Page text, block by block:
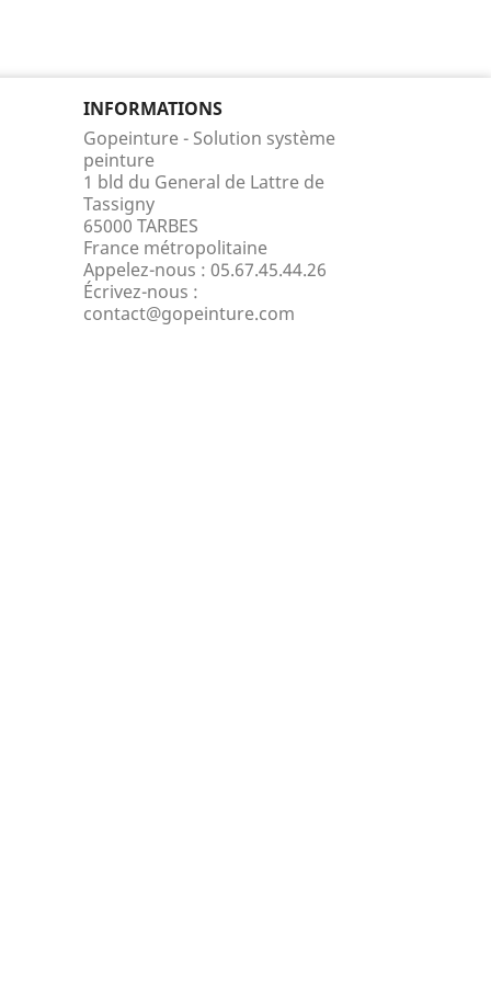
INFORMATIONS
Gopeinture - Solution système
peinture
1 bld du General de Lattre de
Tassigny
65000 TARBES
France métropolitaine
Appelez-nous : 05.67.45.44.26
Écrivez-nous :
contact@gopeinture.com